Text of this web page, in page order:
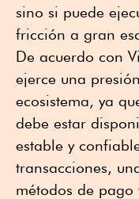
sino si puede
fricción a gran
De acuerdo con
ejerce una
ecosistema, ya
debe estar
estable y
transacciones,
métodos de pago